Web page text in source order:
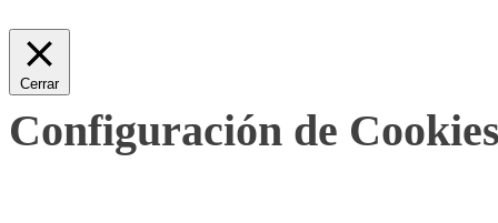
Cerrar
Configuración de